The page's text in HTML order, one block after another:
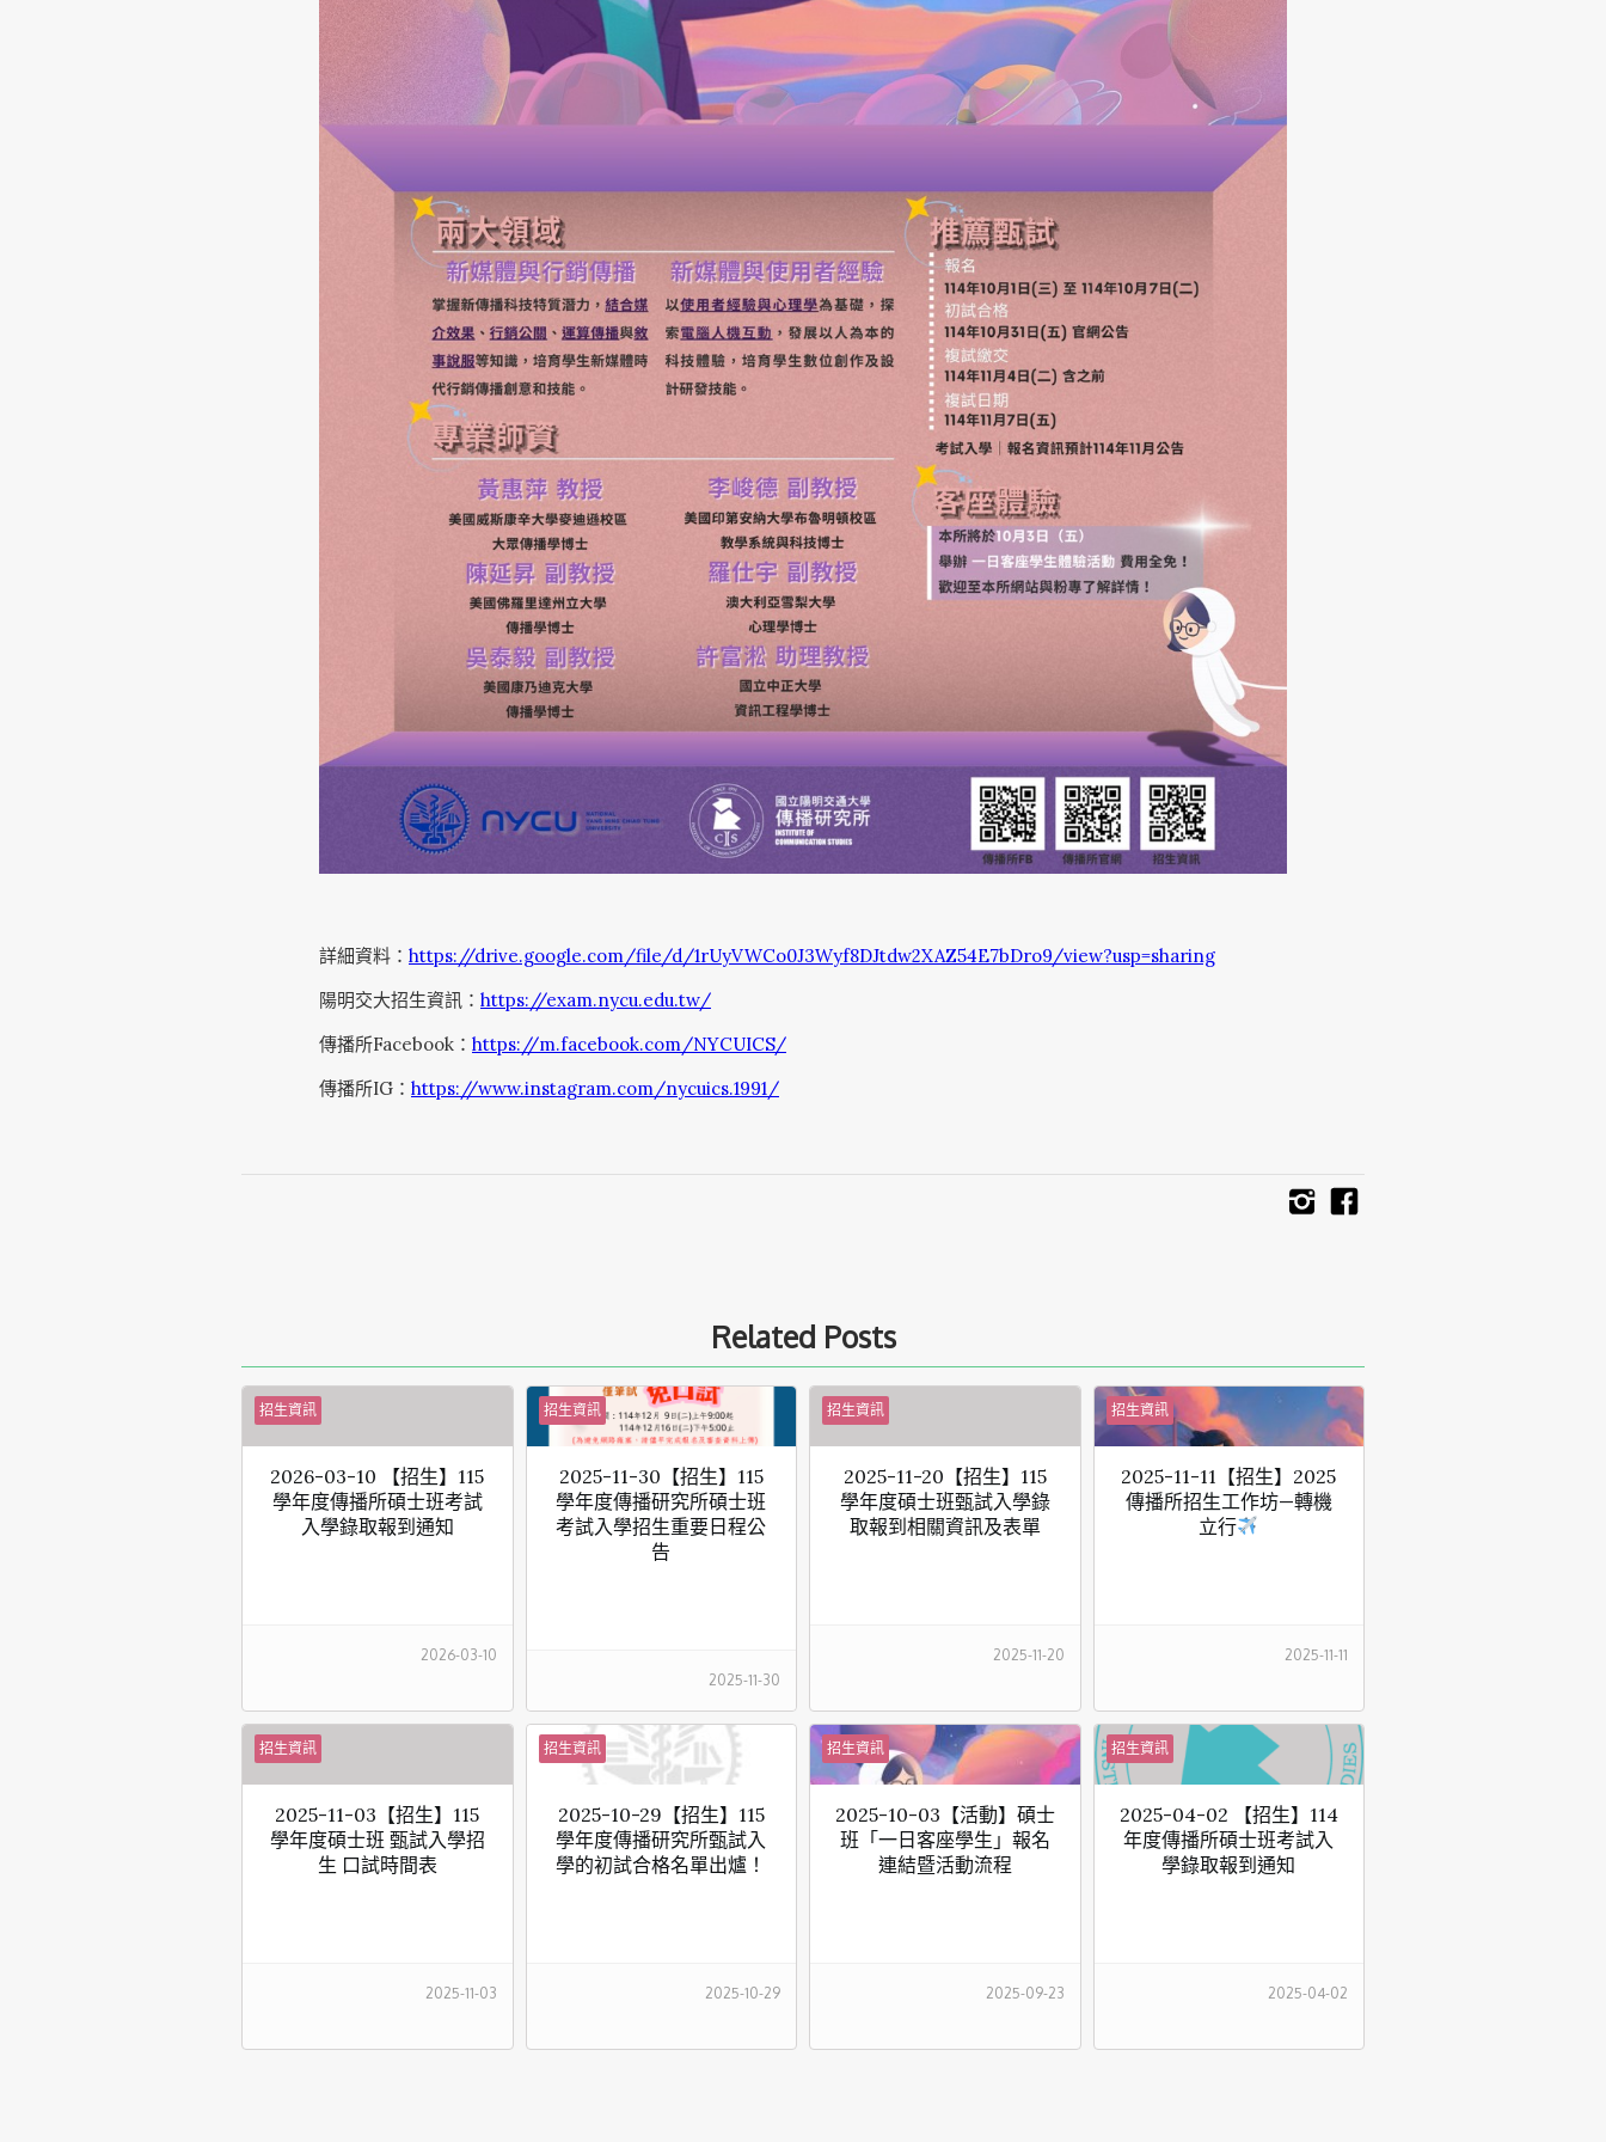
詳細資料： https://drive.google.com/file/d/1rUyVWCo0J3Wyf8DJtdw2XAZ54E7bDro9/view?usp=sharing
陽明交大招生資訊： https://exam.nycu.edu.tw/
傳播所Facebook： https://m.facebook.com/NYCUICS/
傳播所IG： https://www.instagram.com/nycuics.1991/
Related Posts
招生資訊
2026-03-10 【招生】115
學年度傳播所碩士班考試
入學錄取報到通知
2026-03-10
招生資訊
2025-11-30【招生】115
學年度傳播研究所碩士班
考試入學招生重要日程公
告
2025-11-30
招生資訊
2025-11-20【招生】115
學年度碩士班甄試入學錄
取報到相關資訊及表單
2025-11-20
招生資訊
2025-11-11【招生】2025
傳播所招生工作坊—轉機
立行
2025-11-11
招生資訊
2025-11-03【招生】115
學年度碩士班 甄試入學招
生 口試時間表
2025-11-03
招生資訊
2025-10-29【招生】115
學年度傳播研究所甄試入
學的初試合格名單出爐！
2025-10-29
招生資訊
2025-10-03【活動】碩士
班「一日客座學生」報名
連結暨活動流程
2025-09-23
招生資訊
2025-04-02 【招生】114
年度傳播所碩士班考試入
學錄取報到通知
2025-04-02